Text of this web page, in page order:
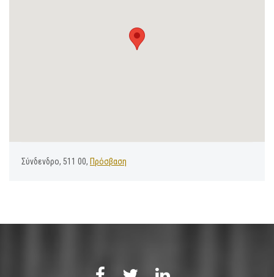
Σύνδενδρο, 511 00, Πρόσβαση